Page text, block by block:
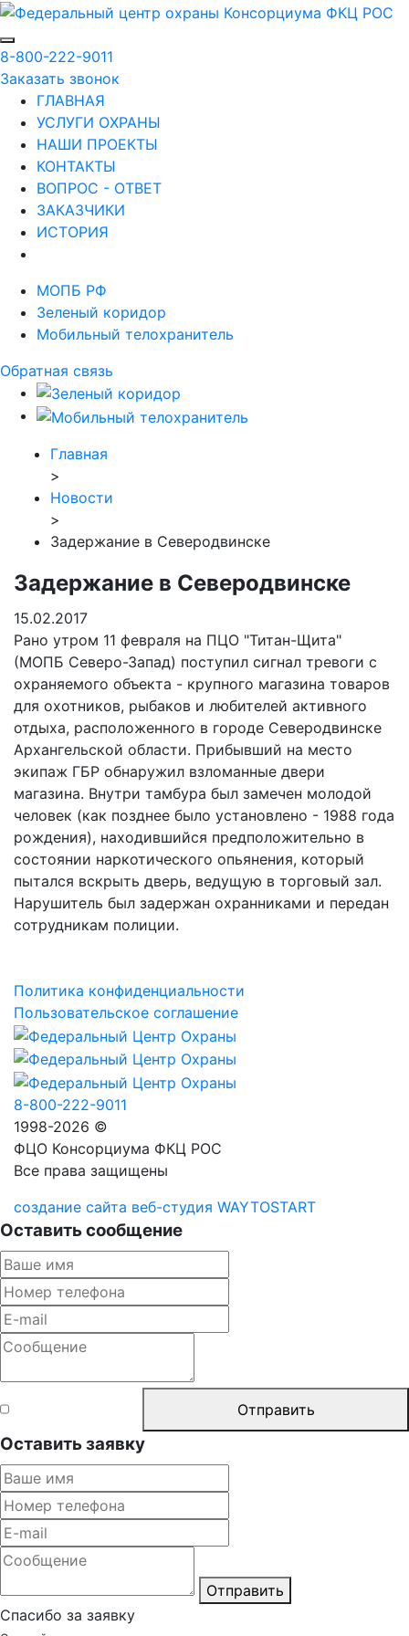
8-800-222-9011
Заказать звонок
ГЛАВНАЯ
УСЛУГИ ОХРАНЫ
НАШИ ПРОЕКТЫ
КОНТАКТЫ
ВОПРОС - ОТВЕТ
ЗАКАЗЧИКИ
ИСТОРИЯ
МОПБ РФ
Зеленый коридор
Мобильный телохранитель
Обратная связь
Главная
>
Новости
>
Задержание в Северодвинске
Задержание в Северодвинске
15.02.2017
Рано утром 11 февраля на ПЦО "Титан-Щита"
(МОПБ Северо-Запад) поступил сигнал тревоги с
охраняемого объекта - крупного магазина товаров
для охотников, рыбаков и любителей активного
отдыха, расположенного в городе Северодвинске
Архангельской области. Прибывший на место
экипаж ГБР обнаружил взломанные двери
магазина. Внутри тамбура был замечен молодой
человек (как позднее было установлено - 1988 года
рождения), находившийся предположительно в
состоянии наркотического опьянения, который
пытался вскрыть дверь, ведущую в торговый зал.
Нарушитель был задержан охранниками и передан
сотрудникам полиции.
Политика конфиденциальности
Пользовательское соглашение
8-800-222-9011
1998-2026 ©
ФЦО Консорциума ФКЦ РОС
Все права защищены
создание сайта веб-студия WAYTOSTART
Оставить сообщение
Отправить
Оставить заявку
Отправить
Спасибо за заявку